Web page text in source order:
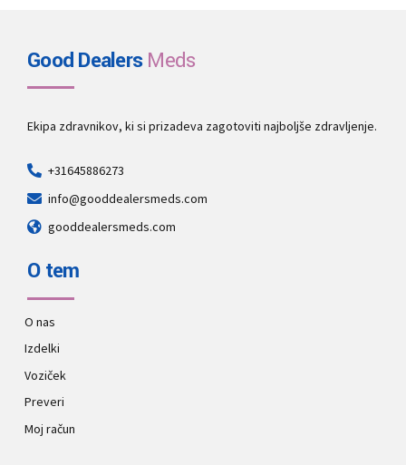
Good DealersMeds
Ekipa zdravnikov, ki si prizadeva zagotoviti najboljše zdravljenje.
+31645886273
info@gooddealersmeds.com
gooddealersmeds.com
O tem
O nas
Izdelki
Voziček
Preveri
Moj račun